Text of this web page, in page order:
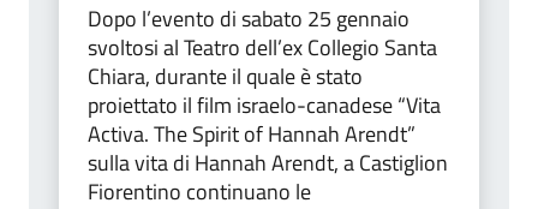
Dopo l’evento di sabato 25 gennaio
svoltosi al Teatro dell’ex Collegio Santa
Chiara, durante il quale è stato
proiettato il film israelo-canadese “Vita
Activa. The Spirit of Hannah Arendt”
sulla vita di Hannah Arendt, a Castiglion
Fiorentino continuano le